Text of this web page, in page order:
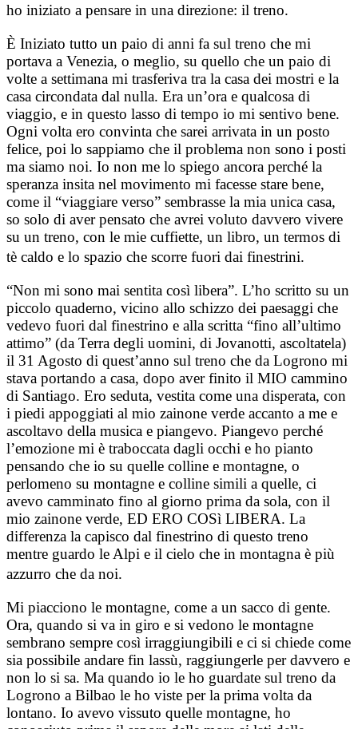
ho iniziato a pensare in una direzione: il treno.
È Iniziato tutto un paio di anni fa sul treno che mi
portava a Venezia, o meglio, su quello che un paio di
volte a settimana mi trasferiva tra la casa dei mostri e la
casa circondata dal nulla. Era un’ora e qualcosa di
viaggio, e in questo lasso di tempo io mi sentivo bene.
Ogni volta ero convinta che sarei arrivata in un posto
felice, poi lo sappiamo che il problema non sono i posti
ma siamo noi. Io non me lo spiego ancora perché la
speranza insita nel movimento mi facesse stare bene,
come il “viaggiare verso” sembrasse la mia unica casa,
so solo di aver pensato che avrei voluto davvero vivere
su un treno, con le mie cuffiette, un libro, un termos di
tè caldo e lo spazio che scorre fuori dai finestrini.
“Non mi sono mai sentita così libera”. L’ho scritto su un
piccolo quaderno, vicino allo schizzo dei paesaggi che
vedevo fuori dal finestrino e alla scritta “fino all’ultimo
attimo” (da Terra degli uomini, di Jovanotti, ascoltatela)
il 31 Agosto di quest’anno sul treno che da Logrono mi
stava portando a casa, dopo aver finito il MIO cammino
di Santiago. Ero seduta, vestita come una disperata, con
i piedi appoggiati al mio zainone verde accanto a me e
ascoltavo della musica e piangevo. Piangevo perché
l’emozione mi è traboccata dagli occhi e ho pianto
pensando che io su quelle colline e montagne, o
perlomeno su montagne e colline simili a quelle, ci
avevo camminato fino al giorno prima da sola, con il
mio zainone verde, ED ERO COSì LIBERA. La
differenza la capisco dal finestrino di questo treno
mentre guardo le Alpi e il cielo che in montagna è più
azzurro che da noi.
Mi piacciono le montagne, come a un sacco di gente.
Ora, quando si va in giro e si vedono le montagne
sembrano sempre così irraggiungibili e ci si chiede come
sia possibile andare fin lassù, raggiungerle per davvero e
non lo si sa. Ma quando io le ho guardate sul treno da
Logrono a Bilbao le ho viste per la prima volta da
lontano. Io avevo vissuto quelle montagne, ho